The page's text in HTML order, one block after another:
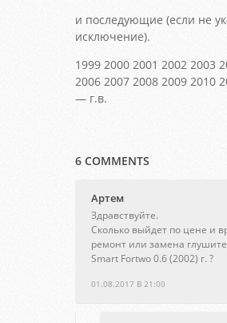
и последующие (если не
исключение).
1999 2000 2001 2002 2003
2006 2007 2008 2009 2010
— г.в.
6 COMMENTS
Артем
01.08.2017 В 21:00
Здравствуйте.
Сколько выйдет по цене и
ремонт или замена
Smart Fortwo 0.6 (2002) г. ?